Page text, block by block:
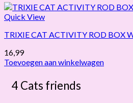
Quick View
TRIXIE CAT ACTIVITY ROD BOX
16,99
Toevoegen aan winkelwagen
4 Cats friends